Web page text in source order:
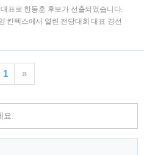
표로 한동훈 후보가 선출되었습니다.
킨텍스에서 열린 전당대회 대표 경선
민 여론조사를 합산한 결과, 과반인
정책적 기조에 대한 기대감이 높아지
는 검사 출신으로, 그동안의 법조계
를 모으고 있습니다. 당내에서의 지지
론에서도 긍정적인 평가를 받았습니
1 »